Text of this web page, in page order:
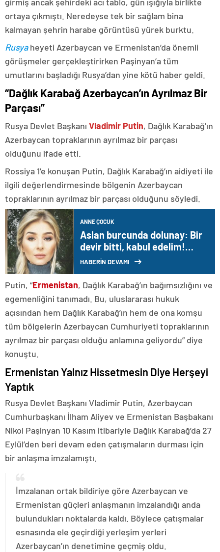
ortaya çıkmıştı. Neredeyse tek bir sağlam bina
kalmayan şehrin harabe görüntüsü yürek burktu.
Rusyaheyeti Azerbaycan ve Ermenistan’da önemli
görüşmeler gerçekleştirirken Paşinyan’a tüm
umutlarını başladığı Rusya’dan yine kötü haber geldi.
“Dağlık Karabağ Azerbaycan’ın Ayrılmaz Bir
Parçası”
Rusya Devlet Başkanı Vladimir Putin, Dağlık Karabağ’ın
Azerbaycan topraklarının ayrılmaz bir parçası
olduğunu ifade etti.
Rossiya 1’e konuşan Putin, Dağlık Karabağ’ın aidiyeti ile
ilgili değerlendirmesinde bölgenin Azerbaycan
topraklarının ayrılmaz bir parçası olduğunu söyledi.
ANNE ÇOCUK
Aslan burcunda dolunay: Bir
devir bitti, kabul edelim!
Hangi burcu ne bekliyor?
HABERİN DEVAMI
Putin, “Ermenistan, Dağlık Karabağ’ın bağımsızlığını ve
egemenliğini tanımadı. Bu, uluslararası hukuk
açısından hem Dağlık Karabağ’ın hem de ona komşu
tüm bölgelerin Azerbaycan Cumhuriyeti topraklarının
ayrılmaz bir parçası olduğu anlamına geliyordu” diye
konuştu.
Ermenistan Yalnız Hissetmesin Diye Herşeyi
Yaptık
Rusya Devlet Başkanı Vladimir Putin, Azerbaycan
Cumhurbaşkanı İlham Aliyev ve Ermenistan Başbakanı
Nikol Paşinyan 10 Kasım itibariyle Dağlık Karabağ’da 27
Eylül’den beri devam eden çatışmaların durması için
bir anlaşma imzalamıştı.
İmzalanan ortak bildiriye göre Azerbaycan ve
Ermenistan güçleri anlaşmanın imzalandığı anda
bulundukları noktalarda kaldı. Böylece çatışmalar
esnasında ele geçirdiği yerleşim yerleri
Azerbaycan’ın denetimine geçmiş oldu.